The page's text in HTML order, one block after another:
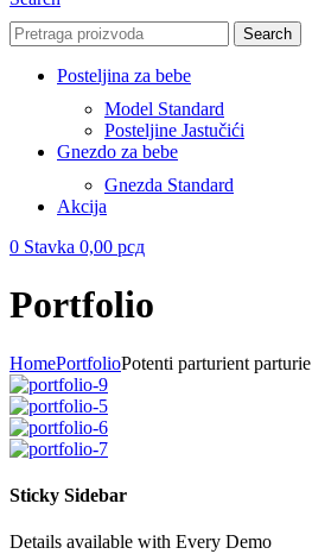
Search
Posteljina za bebe
Model Standard
Posteljine Jastučići
Gnezdo za bebe
Gnezda Standard
Akcija
0 Stavka 0,00 рсд
Portfolio
HomePortfolioPotenti parturient parturie
Sticky Sidebar
Details available with Every Demo